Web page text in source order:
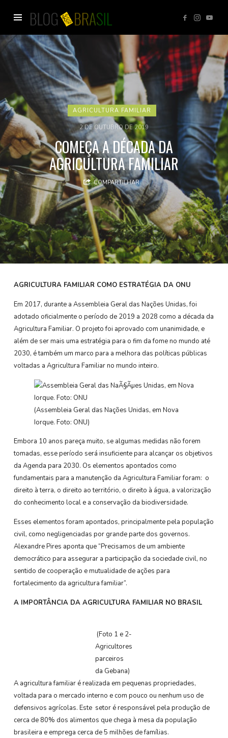
Blog
GEBANA
AGRICULTURA FAMILIAR
2 DE OUTUBRO DE 2019
COMEÇA A DÉCADA DA
AGRICULTURA FAMILIAR
COMPARTILHAR
AGRICULTURA FAMILIAR COMO ESTRATÉGIA DA ONU
Em 2017, durante a Assembleia Geral das Nações Unidas, foi
adotado oficialmente o período de 2019 a 2028 como a década da
Agricultura Familiar. O projeto foi aprovado com unanimidade, e
além de ser mais uma estratégia para o fim da fome no mundo até
2030, é também um marco para a melhora das políticas públicas
voltadas a Agricultura Familiar no mundo inteiro.
(Assembleia Geral das Nações Unidas, em Nova
Iorque. Foto: ONU)
Embora 10 anos pareça muito, se algumas medidas não forem
tomadas, esse período será insuficiente para alcançar os objetivos
da Agenda para 2030. Os elementos apontados como
fundamentais para a manutenção da Agricultura Familiar foram: o
direito à terra, o direito ao território, o direito à água, a valorização
do conhecimento local e a conservação da biodiversidade.
Esses elementos foram apontados, principalmente pela população
civil, como negligenciadas por grande parte dos governos.
Alexandre Pires aponta que “Precisamos de um ambiente
democrático para assegurar a participação da sociedade civil, no
sentido de cooperação e mutualidade de ações para
fortalecimento da agricultura familiar”.
A IMPORTÂNCIA DA AGRICULTURA FAMILIAR NO BRASIL
(Foto 1 e 2-
Agricultores
parceiros
da Gebana)
A agricultura familiar é realizada em pequenas propriedades,
voltada para o mercado interno e com pouco ou nenhum uso de
defensivos agrícolas. Este setor é responsável pela produção de
cerca de 80% dos alimentos que chega à mesa da população
brasileira e emprega cerca de 5 milhões de famílias.